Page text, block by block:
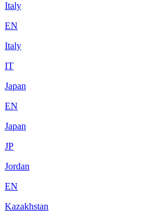
Italy
EN
Italy
IT
Japan
EN
Japan
JP
Jordan
EN
Kazakhstan